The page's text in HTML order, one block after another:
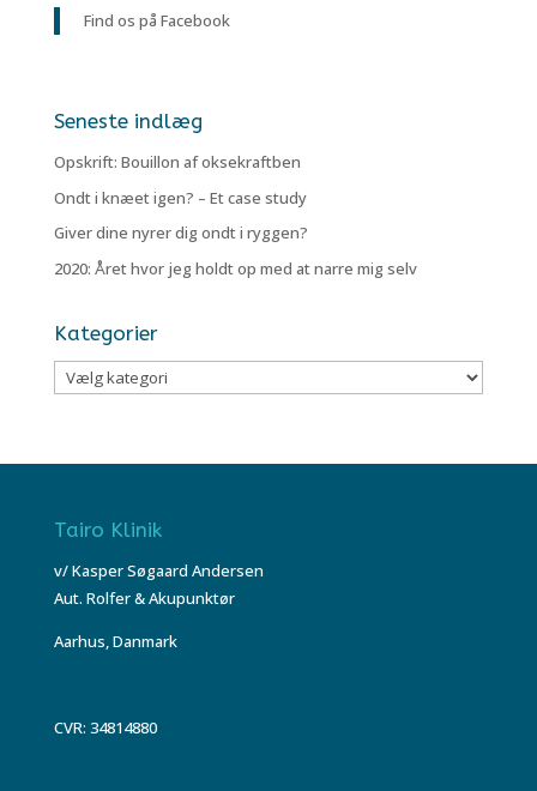
Find os på Facebook
Seneste indlæg
Opskrift: Bouillon af oksekraftben
Ondt i knæet igen? – Et case study
Giver dine nyrer dig ondt i ryggen?
2020: Året hvor jeg holdt op med at narre mig selv
Kategorier
Kategorier
Tairo Klinik
v/ Kasper Søgaard Andersen
Aut. Rolfer & Akupunktør
Aarhus, Danmark
CVR: 34814880